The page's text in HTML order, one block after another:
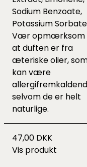
Sodium Benzoate,
Potassium
Vær opmærksom
at duften er fra
æteriske olier,
kan være
selvom de er helt
naturlige.
47,00 DKK
Vis produkt